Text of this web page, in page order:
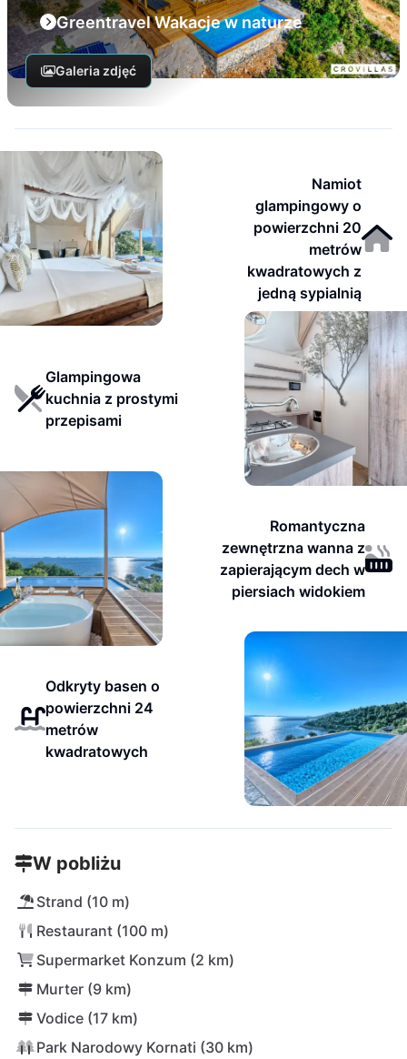
Greentravel Wakacje w naturze
Galeria zdjęć
Namiot
glampingowy o
powierzchni 20
metrów
kwadratowych z
jedną sypialnią
Glampingowa
kuchnia z prostymi
przepisami
Romantyczna
zewnętrzna wanna z
zapierającym dech w
piersiach widokiem
Odkryty basen o
powierzchni 24
metrów
kwadratowych
W pobliżu
Strand (10 m)
Restaurant (100 m)
Supermarket Konzum (2 km)
Murter (9 km)
Vodice (17 km)
Park Narodowy Kornati (30 km)